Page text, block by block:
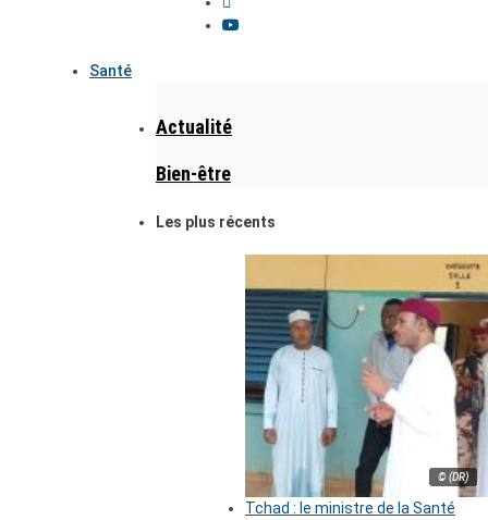
Santé
Actualité
Bien-être
Les plus récents
© (DR)
Tchad : le ministre de la Santé